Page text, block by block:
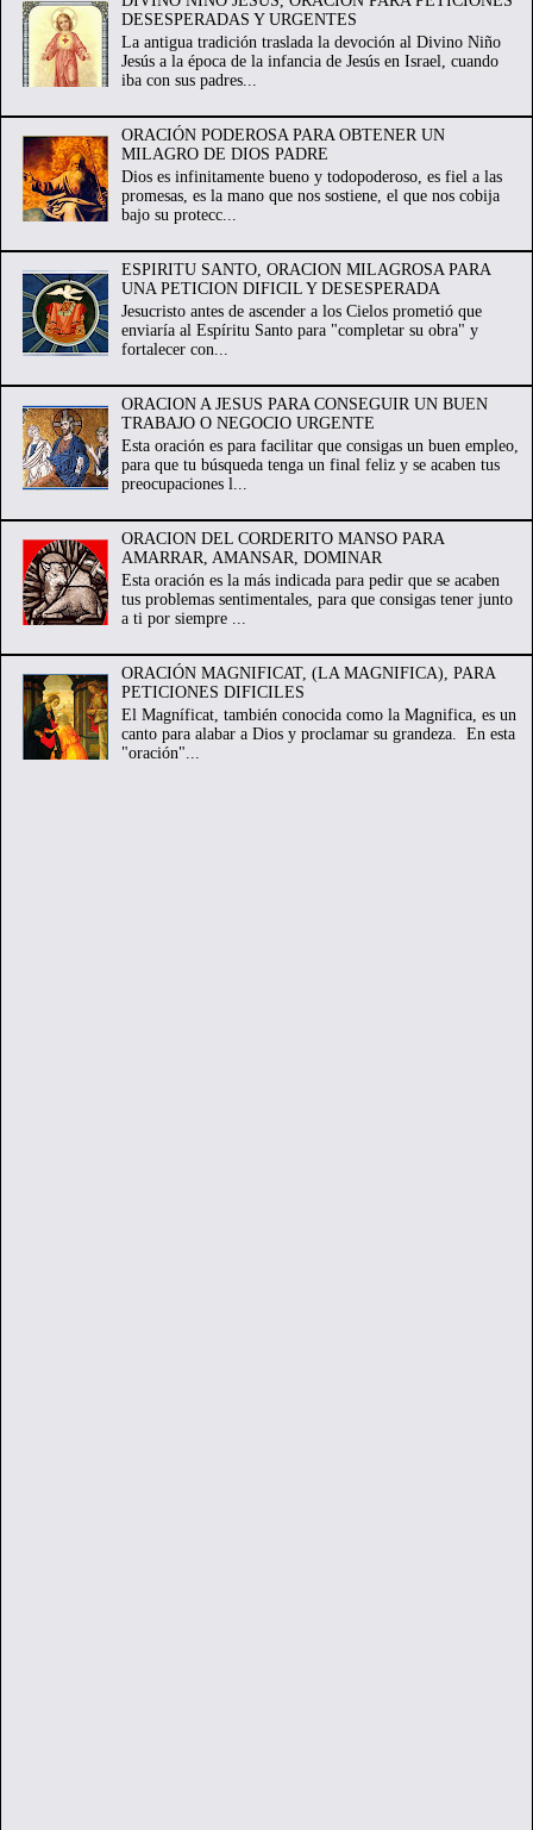
DESESPERADAS Y URGENTES
La antigua tradición traslada la devoción al Divino Niño
Jesús a la época de la infancia de Jesús en Israel, cuando
iba con sus padres...
ORACIÓN PODEROSA PARA OBTENER UN
MILAGRO DE DIOS PADRE
Dios es infinitamente bueno y todopoderoso, es fiel a las
promesas, es la mano que nos sostiene, el que nos cobija
bajo su protecc...
ESPIRITU SANTO, ORACION MILAGROSA PARA
UNA PETICION DIFICIL Y DESESPERADA
Jesucristo antes de ascender a los Cielos prometió que
enviaría al Espíritu Santo para "completar su obra" y
fortalecer con...
ORACION A JESUS PARA CONSEGUIR UN BUEN
TRABAJO O NEGOCIO URGENTE
Esta oración es para facilitar que consigas un buen empleo,
para que tu búsqueda tenga un final feliz y se acaben tus
preocupaciones l...
ORACION DEL CORDERITO MANSO PARA
AMARRAR, AMANSAR, DOMINAR
Esta oración es la más indicada para pedir que se acaben
tus problemas sentimentales, para que consigas tener junto
a ti por siempre ...
ORACIÓN MAGNIFICAT, (LA MAGNIFICA), PARA
PETICIONES DIFICILES
El Magníficat, también conocida como la Magnifica, es un
canto para alabar a Dios y proclamar su grandeza. En esta
"oración"...